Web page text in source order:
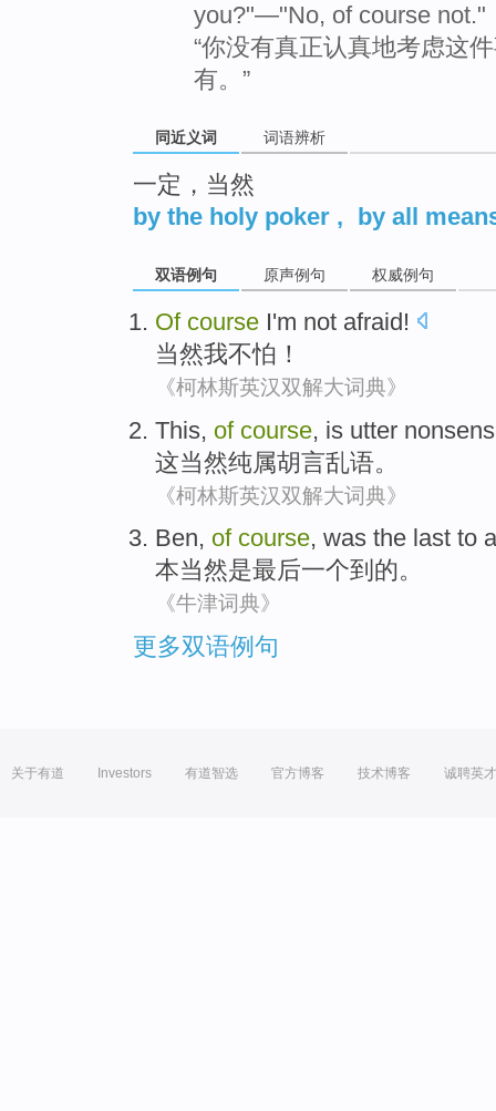
you?"—"No, of course not."
“你没有真正认真地考虑这
有。”
同近义词 词语辨析
一定，当然
by the holy poker , by all
双语例句 原声例句 权威例句
Of course I'm not afraid!
当然我不怕 ！
《柯林斯英汉双解大词典》
This, of course, is utter
这当然纯属胡言乱语。
《柯林斯英汉双解大词典》
Ben, of course, was the last to
本当然是最后一个到的。
《牛津词典》
更多双语例句
关于有道 Investors 有道智选 官方博客 技术博客 诚聘英才